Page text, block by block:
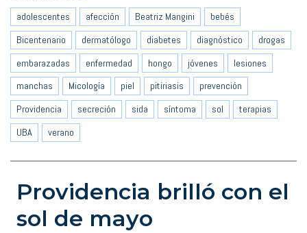
adolescentes
afección Beatriz Mangini
bebés
Bicentenario
dermatólogo diabetes diagnóstico
drogas
embarazadas
enfermedad hongo jóvenes
lesiones
manchas
Micología piel pitiriasis
prevención
Providencia
secreción sida síntoma sol
terapias
UBA
verano
Providencia brilló con el
sol de mayo